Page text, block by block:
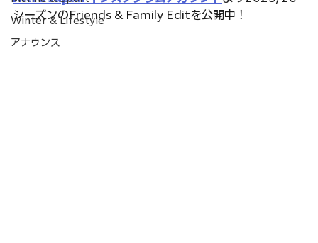
Marine & Sport
Nitro Japan インスタグラムアカウントより2025/26
シーズンのFriends & Family Editを公開中！